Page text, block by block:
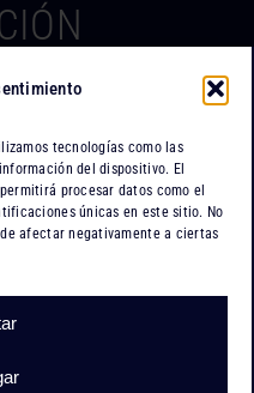
tecnologías como las
del dispositivo. El
procesar datos como el
únicas en este sitio. No
afectar negativamente a ciertas
Tapiola
i Reixac